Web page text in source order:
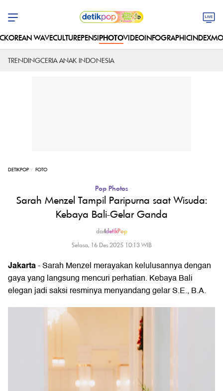
KOREAN WAVECULTUREPENSIPHOTOVIDEOINFOGRAPHICINDEX
TRENDINGCERIA ANAK INDONESIA
DETIKPOP FOTO
Pop Photos
Sarah Menzel Tampil Paripurna saat Wisuda:
Kebaya Bali-Gelar Ganda
dar|detikPop
Selasa, 16 Des 2025 10:13 WIB
Jakarta- Sarah Menzel merayakan kelulusannya dengan
gaya yang langsung mencuri perhatian. Kebaya Bali
elegan jadi saksi resminya menyandang gelar S.E., B.A.